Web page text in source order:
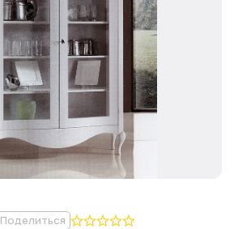
Поделиться